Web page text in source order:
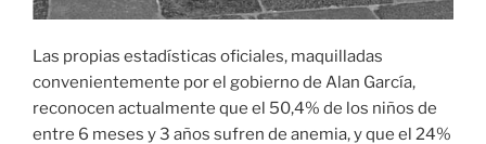
Las propias estadísticas oficiales, maquilladas
convenientemente por el gobierno de Alan García,
reconocen actualmente que el 50,4% de los niños de
entre 6 meses y 3 años sufren de anemia, y que el 24%